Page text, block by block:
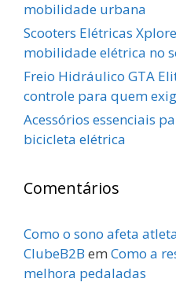
mobilidade urbana
Scooters Elétricas
mobilidade elétrica no
Freio Hidráulico GTA
controle para quem
Acessórios essenciais
bicicleta elétrica
Comentários
Como o sono afeta
ClubeB2B em Como a
melhora pedaladas